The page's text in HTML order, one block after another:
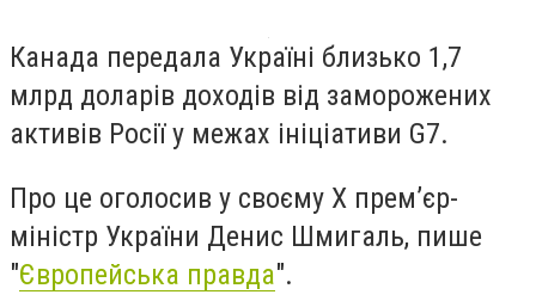
Канада передала Україні близько 1,7
млрд доларів доходів від заморожених
активів Росії у межах ініціативи G7.
Про це оголосив у своєму X прем’єр-
міністр України Денис Шмигаль, пише
"Європейська правда".